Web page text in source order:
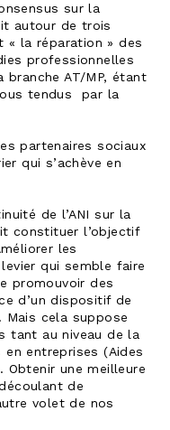
sur la
autour de trois
« la réparation » des
professionnelles
branche AT/MP, étant
tendus par la
partenaires sociaux
qui s’achève en
de l’ANI sur la
constituer l’objectif
les
qui semble faire
promouvoir des
d’un dispositif de
cela suppose
tant au niveau de la
en entreprises (Aides
Obtenir une meilleure
de
volet de nos